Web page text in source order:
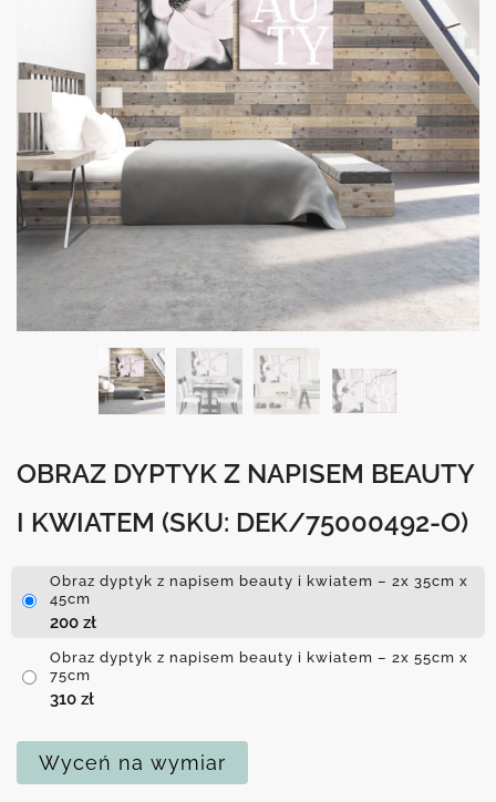
OBRAZ DYPTYK Z NAPISEM BEAUTY
I KWIATEM (SKU: DEK/75000492-O)
Obraz dyptyk z napisem beauty i kwiatem – 2x 35cm x
45cm
200 zł
Obraz dyptyk z napisem beauty i kwiatem – 2x 55cm x
75cm
310 zł
Wyceń na wymiar